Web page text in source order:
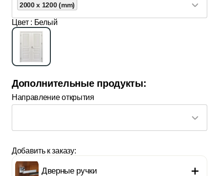
2000 x 1200 (mm)
Цвет : Белый
Дополнительные продукты:
Направление открытия
Добавить к заказу:
Дверные ручки